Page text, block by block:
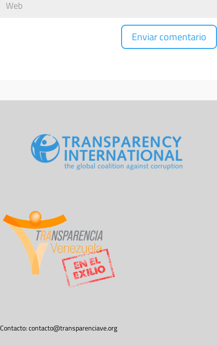
Contacto:contacto@transparenciave.org